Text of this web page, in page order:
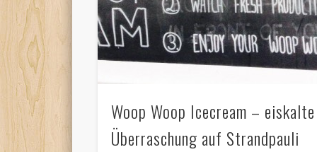
Woop Woop Icecream – eiskalte
Überraschung auf Strandpauli